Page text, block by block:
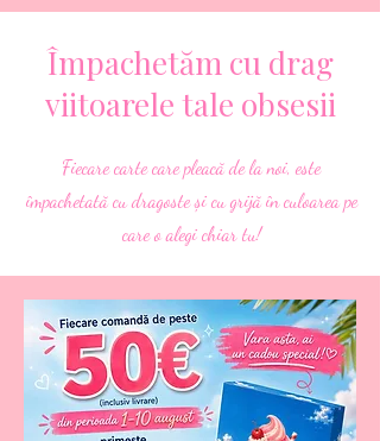
Împachetăm cu drag
viitoarele tale obsesii
Fiecare carte care pleacă de la noi, este
împachetată cu dragoste și cu grijă în culoarea pe
care o alegi chiar tu!